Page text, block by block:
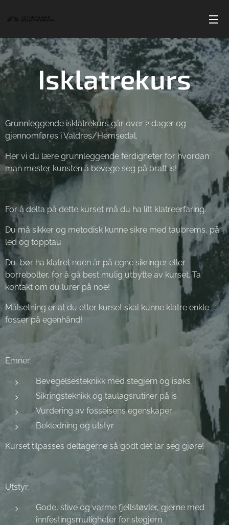
Isklatrekurs
Grunnleggende isklatrekurs går over 2 dager og
gjennomføres i Valdres/Hemsedal.
Her vi du lære grunnleggende ferdigheter for hvordan
man mester kunsten å bevege seg på bratt is!
For å delta på dette kurset må du ha litt klatreerfaring.
Du må sikker og metodisk kunne sikre med taubrems, på
led og topptau
Du bør ha klatret noen år på egne sikringer eller
borrebolter, for å gå best mulig utbytte av kurset. Ta
kontakt om du lurer på noe!
Målsetning er at du etter kurset skal kunne klatre enkle
fosser på egenhånd!
Emner:
Bevegelsesteknikk med stegjern og isøks
Sikringsteknikk og taulagsrutiner på is
Vurdering av fosseisens egenskaper
Bekledning og utstyr
Kurset tilpasses deltagerne så godt det lar seg gjøre!
Utstyr:
Gode, stive og varme fjellstøvler, gjerne med
innfestingsmuligheter for stegjern